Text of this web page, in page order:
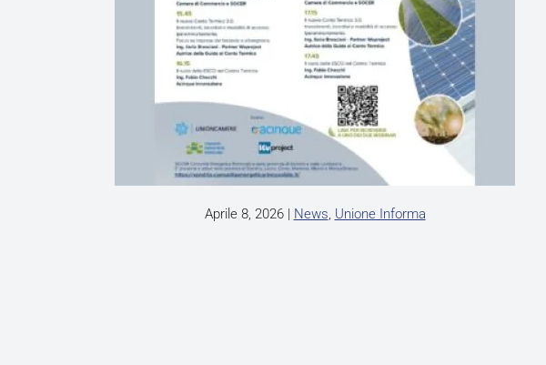
Aprile 8, 2026| News, Unione Informa